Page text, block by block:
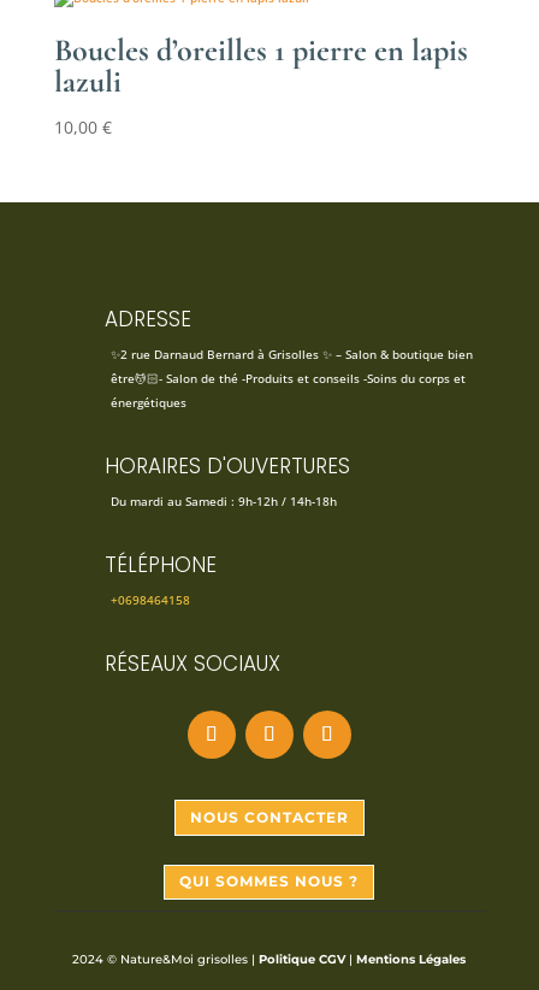
Boucles d’oreilles 1 pierre en lapis
lazuli
10,00 €
ADRESSE
✨2 rue Darnaud Bernard à Grisolles ✨ – Salon & boutique bien
être💆🏻- Salon de thé -Produits et conseils -Soins du corps et
énergétiques
HORAIRES D'OUVERTURES
Du mardi au Samedi : 9h-12h / 14h-18h
TÉLÉPHONE
+0698464158
RÉSEAUX SOCIAUX
NOUS CONTACTER
QUI SOMMES NOUS ?
2024 © Nature&Moi grisolles | Politique CGV |Mentions Légales